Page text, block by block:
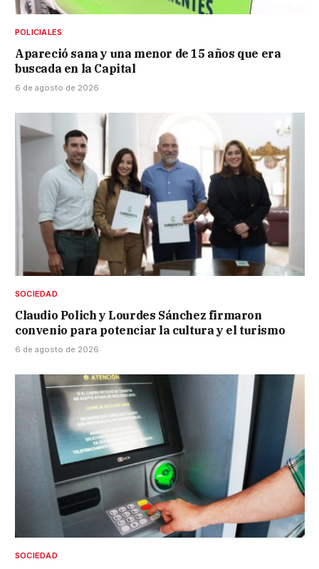
POLICIALES
Apareció sana y una menor de 15 años que era
buscada en la Capital
6 de agosto de 2026
SOCIEDAD
Claudio Polich y Lourdes Sánchez firmaron
convenio para potenciar la cultura y el turismo
6 de agosto de 2026
SOCIEDAD